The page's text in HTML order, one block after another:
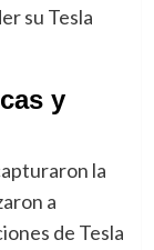
su Tesla
y
la
a
de Tesla